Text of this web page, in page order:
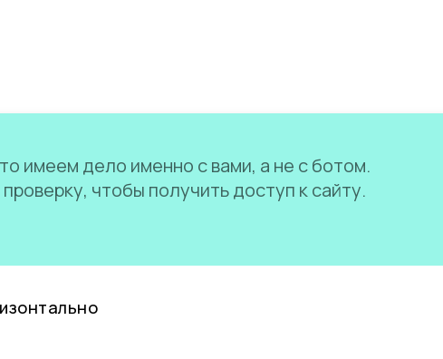
имеем дело именно с вами, а не с ботом.
чтобы получить доступ к сайту.